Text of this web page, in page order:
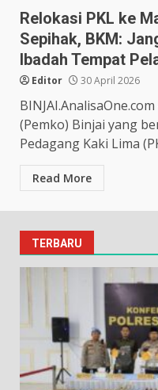
Relokasi PKL ke
Sepihak, BKM:
Ibadah Tempat
Editor 30 April 2026
(Pemko) Binjai yang
Pedagang Kaki Lima
Read More
TERBARU